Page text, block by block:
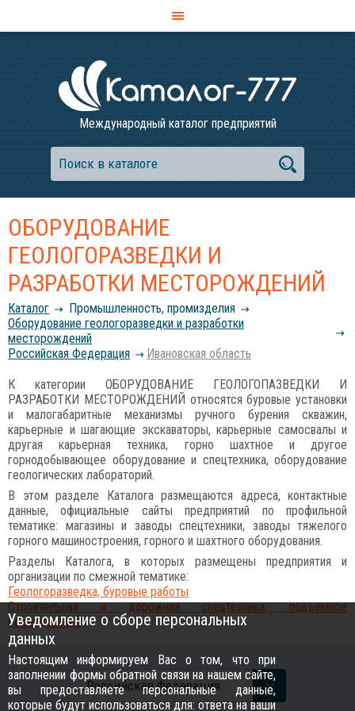
Международный каталог предприятий
ОБОРУДОВАНИЕ
ГЕОЛОГОРАЗВЕДКИ И
РАЗРАБОТКИ МЕСТОРОЖДЕНИЙ
Каталог
Промышленность, промизделия
Оборудование геологоразведки и разработки
месторождений
Российcкая Федерация
Ивановская область
К категории ОБОРУДОВАНИЕ ГЕОЛОГОПАЗВЕДКИ И
РАЗРАБОТКИ МЕСТОРОЖДЕНИЙ относятся буровые установки
и малогабаритные механизмы ручного бурения скважин,
карьерные и шагающие экскаваторы, карьерные самосвалы и
другая карьерная техника, горно шахтное и другое
горнодобывающее оборудование и спецтехника, оборудование
геологических лабораторий.
В этом разделе Каталога размещаются адреса, контактные
данные, официальные сайты предприятий по профильной
тематике: магазины и заводы спецтехники, заводы тяжелого
горного машиностроения, горного и шахтного оборудования.
Разделы Каталога, в которых размещены предприятия и
организации по смежной тематике:
Геологоразведка, буровые работы
Строительная и дорожная спецтехника, подъемное
оборудование
Российcкая Федерация
Уведомление о сборе персональных
данных
Настоящим информируем Вас о том, что при
заполнении формы обратной связи на нашем сайте,
вы предоставляете персональные данные,
которые будут использоваться для: ответа на ваши